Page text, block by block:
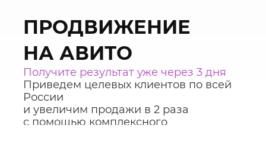
ПРОДВИЖЕНИЕ
НА АВИТО
Получите результат уже через 3 дня
Приведем целевых клиентов по всей
России
и увеличим продажи в 2 раза
с помощью комплексного